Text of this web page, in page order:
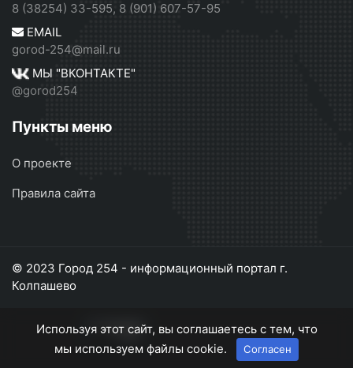
8 (38254) 33-595, 8 (901) 607-57-95
EMAIL
gorod-254@mail.ru
МЫ "ВКОНТАКТЕ"
@gorod254
Пункты меню
О проекте
Правила сайта
© 2023 Город 254 - информационный портал г.
Колпашево
Используя этот сайт, вы соглашаетесь с тем, что
мы используем файлы cookie.
Согласен